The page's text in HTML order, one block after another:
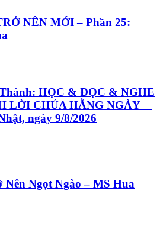
NÊN MỚI – Phần 25:
HỌC & ĐỌC & NGHE
LỜI CHÚA HẰNG NGÀY
ngày 9/8/2026
Ngọt Ngào – MS Hua